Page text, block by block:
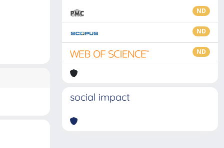
ND
ND
ND
social impact